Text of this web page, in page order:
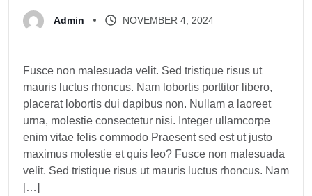
Admin NOVEMBER 4, 2024
Fusce non malesuada velit. Sed tristique risus ut
mauris luctus rhoncus. Nam lobortis porttitor libero,
placerat lobortis dui dapibus non. Nullam a laoreet
urna, molestie consectetur nisi. Integer ullamcorpe
enim vitae felis commodo Praesent sed est ut justo
maximus molestie et quis leo? Fusce non malesuada
velit. Sed tristique risus ut mauris luctus rhoncus. Nam
[…]